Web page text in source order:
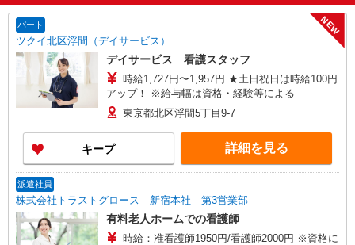
掲載期間終了
パート
ツクイ北区浮間（デイサービス）
NEW
デイサービス 看護スタッフ
時給1,727円〜1,957円 ★土日祝日は時給100円
アップ！ ※給与幅は資格・経験等による
東京都北区浮間5丁目9-7
キープ 詳細を見る
派遣社員
株式会社トラストグロース 新宿本社 第3営業部
有料老人ホームでの看護師
時給：准看護師1950円/看護師2000円 ※資格に